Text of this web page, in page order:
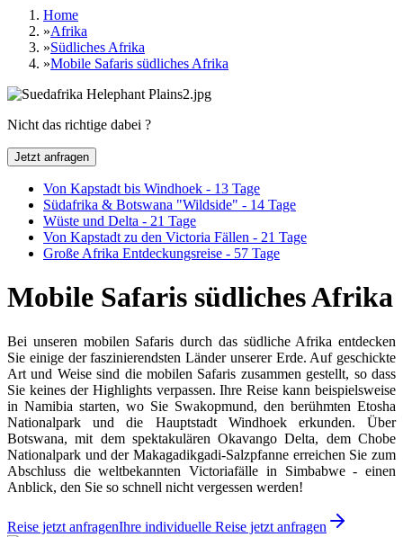
Home
»Afrika
»Südliches Afrika
»Mobile Safaris südliches Afrika
Nicht das richtige dabei ?
Jetzt anfragen
Von Kapstadt bis Windhoek - 13 Tage
Südafrika & Botswana "Wildside" - 14 Tage
Wüste und Delta - 21 Tage
Von Kapstadt zu den Victoria Fällen - 21 Tage
Große Afrika Entdeckungsreise - 57 Tage
Mobile Safaris südliches Afrika
Bei unseren mobilen Safaris durch das südliche Afrika entdecken
Sie einige der faszinierendsten Länder unserer Erde. Auf geschickte
Art und Weise sind die mobilen Safaris zusammen gestellt, so dass
Sie keines der Highlights verpassen. Ihre Reise kann beispielsweise
in Namibia starten, wo Sie Swakopmund, den berühmten Etosha
Nationalpark und die Hauptstadt Windhoek erkunden. Über
Botswana, mit dem spektakulären Okavango Delta, dem Chobe
Nationalpark und der Makagadikgadi-Salzpfanne erreichen Sie zum
Abschluss die weltbekannten Victoriafälle in Simbabwe - einen
Anblick, den Sie so schnell nicht vergessen werden!
Reise jetzt anfragenIhre individuelle Reise jetzt anfragen